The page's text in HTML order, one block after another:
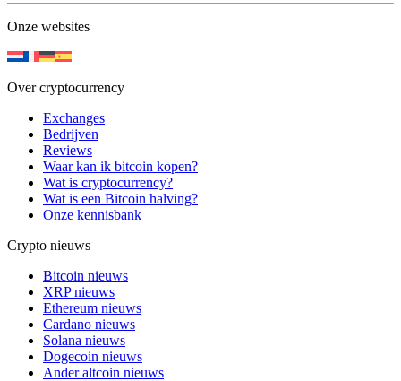
Onze websites
Over cryptocurrency
Exchanges
Bedrijven
Reviews
Waar kan ik bitcoin kopen?
Wat is cryptocurrency?
Wat is een Bitcoin halving?
Onze kennisbank
Crypto nieuws
Bitcoin nieuws
XRP nieuws
Ethereum nieuws
Cardano nieuws
Solana nieuws
Dogecoin nieuws
Ander altcoin nieuws